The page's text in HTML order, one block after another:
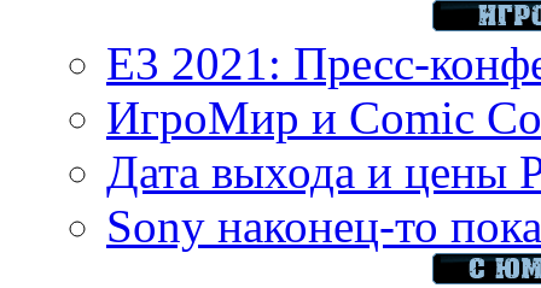
E3 2021: Пресс-
ИгроМир и Comic
Дата выхода и цены
Sony наконец-то